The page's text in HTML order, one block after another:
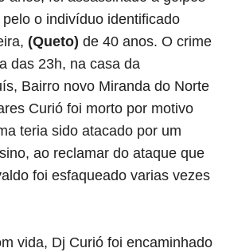
o indivíduo identificado
, (Queto) de 40 anos. O crime
das 23h, na casa da
Bairro novo Miranda do Norte
Curió foi morto por motivo
teria sido atacado por um
ao reclamar do ataque que
foi esfaqueado varias vezes
vida, Dj Curió foi encaminhado